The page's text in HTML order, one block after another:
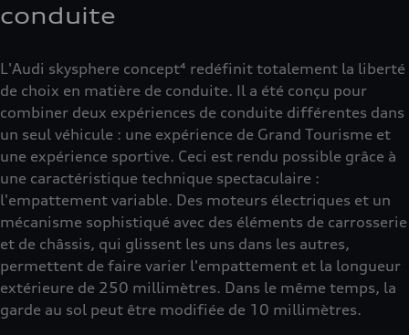
conduite
L'Audi skysphere concept⁴ redéfinit totalement la liberté
de choix en matière de conduite. Il a été conçu pour
combiner deux expériences de conduite différentes dans
un seul véhicule : une expérience de Grand Tourisme et
une expérience sportive. Ceci est rendu possible grâce à
une caractéristique technique spectaculaire :
l'empattement variable. Des moteurs électriques et un
mécanisme sophistiqué avec des éléments de carrosserie
et de châssis, qui glissent les uns dans les autres,
permettent de faire varier l'empattement et la longueur
extérieure de 250 millimètres. Dans le même temps, la
garde au sol peut être modifiée de 10 millimètres.